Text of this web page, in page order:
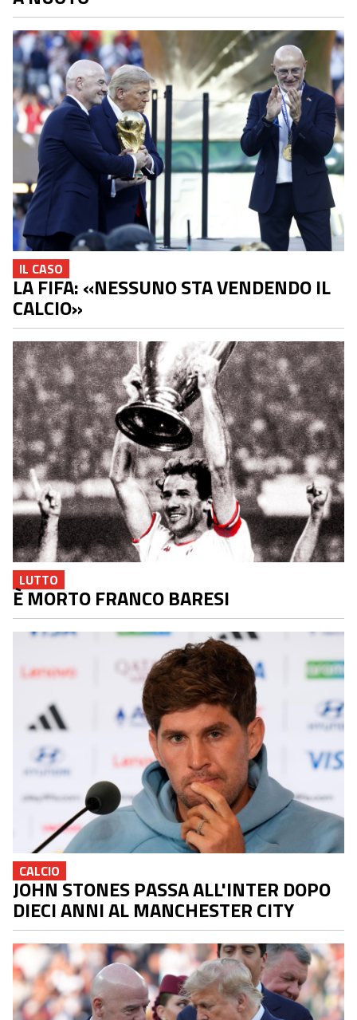
IL CASO
LA FIFA: «NESSUNO STA VENDENDO IL
CALCIO»
LUTTO
È MORTO FRANCO BARESI
CALCIO
JOHN STONES PASSA ALL'INTER DOPO
DIECI ANNI AL MANCHESTER CITY